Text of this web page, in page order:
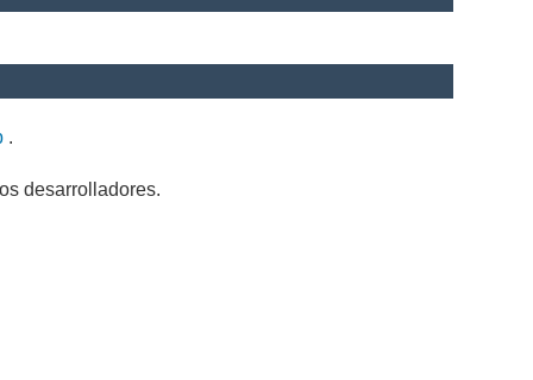
.
desarrolladores.